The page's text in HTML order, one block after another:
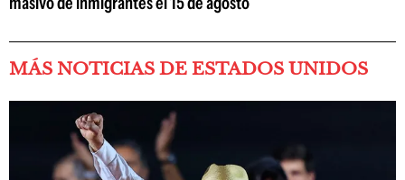
MÁS NOTICIAS DE ESTADOS UNIDOS